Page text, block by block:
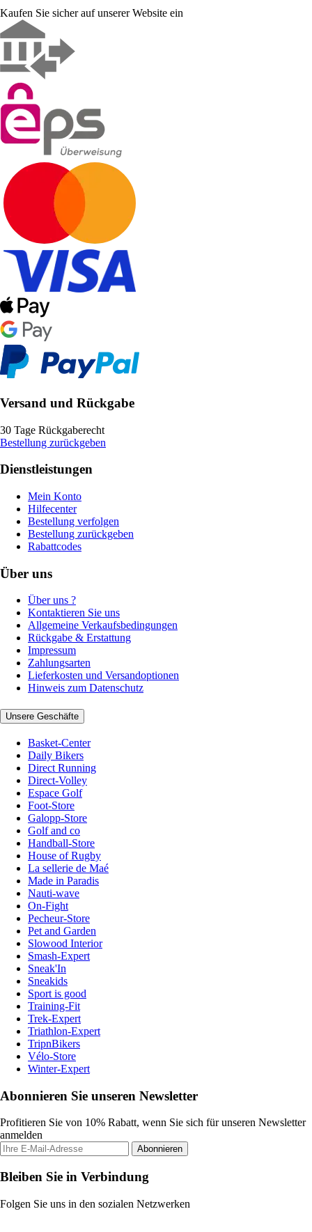
Kaufen Sie sicher auf unserer Website ein
Versand und Rückgabe
30 Tage Rückgaberecht
Bestellung zurückgeben
Dienstleistungen
Mein Konto
Hilfecenter
Bestellung verfolgen
Bestellung zurückgeben
Rabattcodes
Über uns
Über uns ?
Kontaktieren Sie uns
Allgemeine Verkaufsbedingungen
Rückgabe & Erstattung
Impressum
Zahlungsarten
Lieferkosten und Versandoptionen
Hinweis zum Datenschutz
Unsere Geschäfte
Basket-Center
Daily Bikers
Direct Running
Direct-Volley
Espace Golf
Foot-Store
Galopp-Store
Golf and co
Handball-Store
House of Rugby
La sellerie de Maé
Made in Paradis
Nauti-wave
On-Fight
Pecheur-Store
Pet and Garden
Slowood Interior
Smash-Expert
Sneak'In
Sneakids
Sport is good
Training-Fit
Trek-Expert
Triathlon-Expert
TripnBikers
Vélo-Store
Winter-Expert
Abonnieren Sie unseren Newsletter
Profitieren Sie von 10% Rabatt, wenn Sie sich für unseren Newsletter
anmelden
Abonnieren
Bleiben Sie in Verbindung
Folgen Sie uns in den sozialen Netzwerken